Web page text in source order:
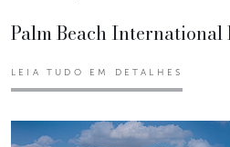
Palm Beach International
LEIA TUDO EM DETALHES